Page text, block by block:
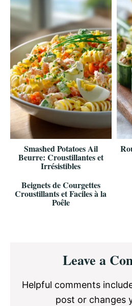
Smashed Potatoes Ail
Beurre: Croustillantes et
Irrésistibles
Beignets de Courgettes
Croustillants et Faciles à la
Poêle
Interactions
Leave a
Helpful comments
post or changes